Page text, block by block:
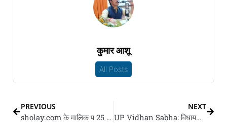
कुमार आशू
All Posts
PREVIOUS
sholay.com के मालिक प 25 लाख के जुर्माना
NEXT
UP Vidhan Sabha: विधायक के फोन बजला से नाराज विधानसभा अध्यक्ष मोबाइल जब्त करे के देले निरदेस